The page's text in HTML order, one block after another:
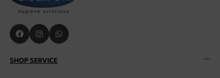
SHOP SERVICE